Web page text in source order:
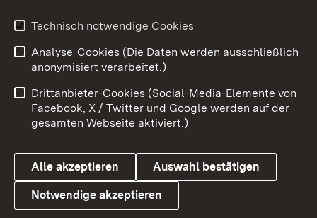
Youtube
Link zum Landesportal
Benutzungshinweise
Barrierefreiheit
Datenschutz
Cookies
Technisch notwendige Cookies
Analyse-Cookies (Die Daten werden ausschließlich
anonymisiert verarbeitet.)
Drittanbieter-Cookies (Social-Media-Elemente von
Facebook, X / Twitter und Google werden auf der
gesamten Webseite aktiviert.)
Alle akzeptieren Auswahl bestätigen
Notwendige akzeptieren